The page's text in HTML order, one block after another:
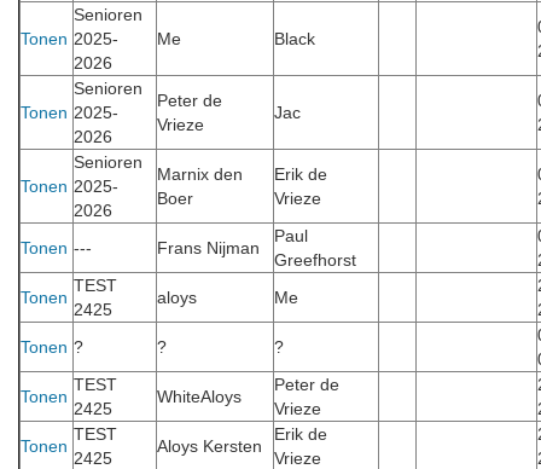
Tonen
Senioren
2025-
2026
Me Black
Tonen
Senioren
2025-
2026
Peter de
Vrieze
Jac
Tonen
Senioren
2025-
2026
Marnix den
Boer
Erik de
Vrieze
Tonen --- Frans Nijman
Paul
Greefhorst
Tonen
TEST
2425
aloys Me
Tonen ? ? ?
Tonen
TEST
2425
WhiteAloys
Peter de
Vrieze
Tonen
TEST
2425
Aloys Kersten
Erik de
Vrieze